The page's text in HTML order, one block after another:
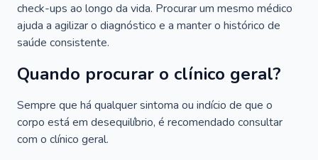
check-ups ao longo da vida. Procurar um mesmo médico
ajuda a agilizar o diagnóstico e a manter o histórico de
saúde consistente.
Quando procurar o clínico geral?
Sempre que há qualquer sintoma ou indício de que o
corpo está em desequilíbrio, é recomendado consultar
com o clínico geral.